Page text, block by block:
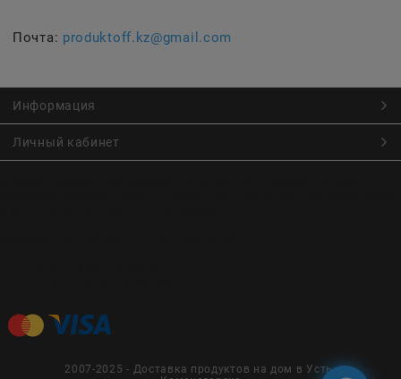
Почта: produktoff.kz@gmail.com
Информация
Личный кабинет
2007-2025 - Доставка продуктов на дом в Усть-